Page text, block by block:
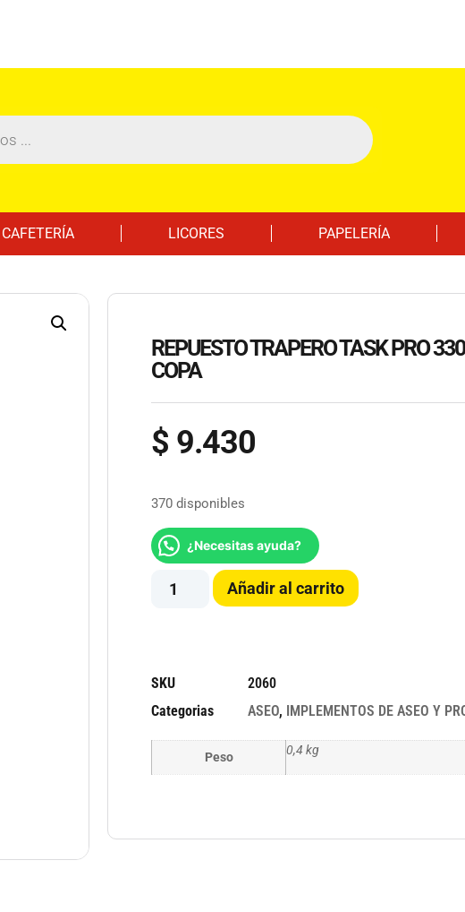
CAFETERÍA LICORES PAPELERÍA
REPUESTO TRAPERO TASK PRO
COPA
$ 9.430
370 disponibles
¿Necesitas ayuda?
Añadir al carrito
SKU
2060
Categorias
ASEO, IMPLEMENTOS DE ASEO Y
Peso 0,4 kg